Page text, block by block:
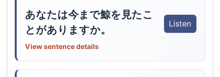
あなたは今まで鯨を見たこ
とがありますか。
Listen
View sentence details